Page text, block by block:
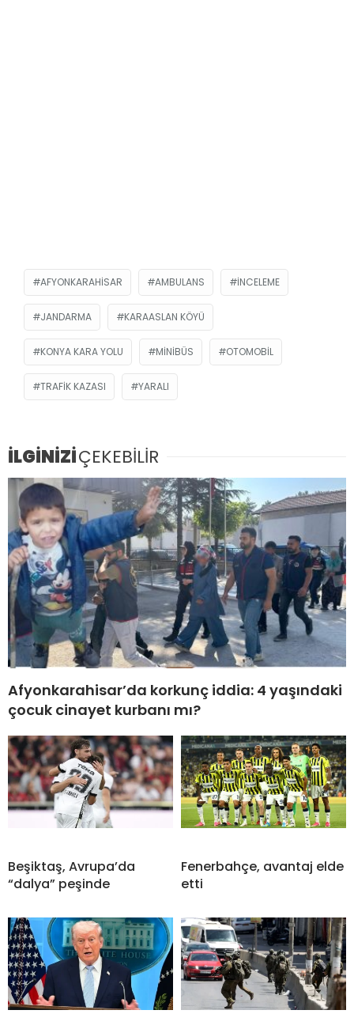
AFYONKARAHISAR AMBULANS INCELEME
JANDARMA KARAASLAN KÖYÜ
KONYA KARA YOLU MINIBÜS OTOMOBIL
TRAFIK KAZASI YARALI
İLGİNİZİÇEKEBİLİR
Afyonkarahisar’da korkunç iddia: 4 yaşındaki
çocuk cinayet kurbanı mı?
Beşiktaş, Avrupa’da
“dalya” peşinde
Fenerbahçe, avantaj elde
etti